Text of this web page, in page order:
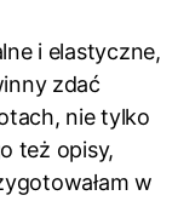
i elastyczne,
zdać
nie tylko
też opisy,
w